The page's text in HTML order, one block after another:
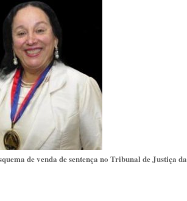
de venda de sentença no Tribunal de Justiça da